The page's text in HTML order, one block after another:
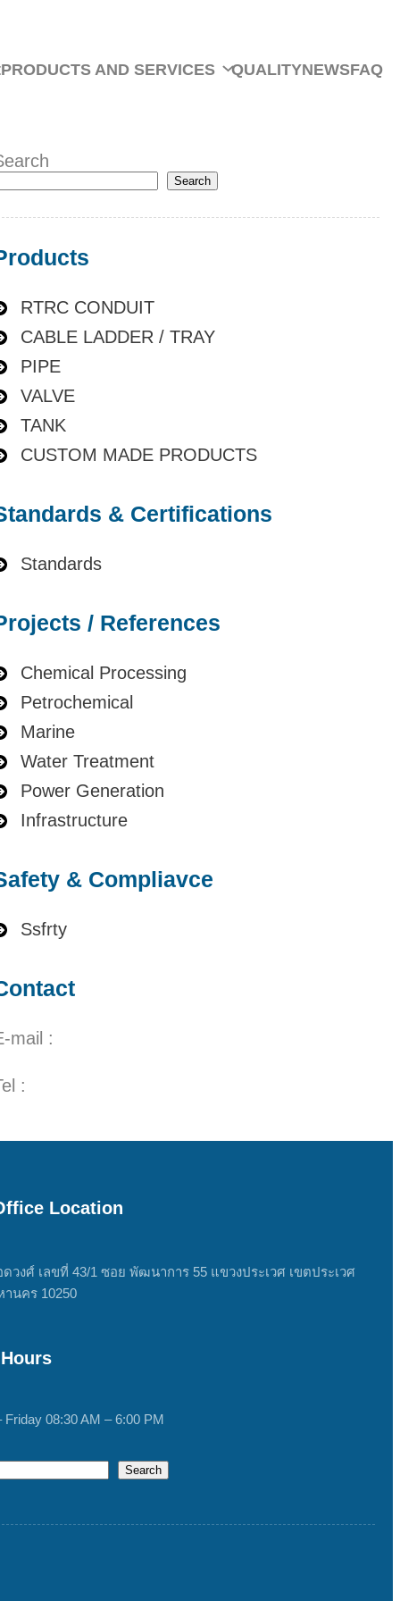
PRODUCTS AND SERVICES QUALITYNEWSFAQ
Search
RTRC CONDUIT
CABLE LADDER / TRAY
PIPE
VALVE
TANK
CUSTOM MADE PRODUCTS
& Certifications
Standards
/ References
Chemical Processing
Petrochemical
Marine
Water Treatment
Power Generation
Infrastructure
& Compliavce
Ssfrty
mail :
:
Location
ดวงศ์ เลขที่ 43/1 ซอย พัฒนาการ 55 แขวงประเวศ เขตประเวศ
านคร 10250
Friday 08:30 AM – 6:00 PM
Search